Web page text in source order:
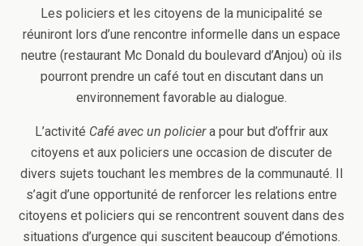
Les policiers et les citoyens de la municipalité se
réuniront lors d’une rencontre informelle dans un espace
neutre (restaurant Mc Donald du boulevard d’Anjou) où ils
pourront prendre un café tout en discutant dans un
environnement favorable au dialogue.
L’activité Café avec un policiera pour but d’offrir aux
citoyens et aux policiers une occasion de discuter de
divers sujets touchant les membres de la communauté. Il
s’agit d’une opportunité de renforcer les relations entre
citoyens et policiers qui se rencontrent souvent dans des
situations d’urgence qui suscitent beaucoup d’émotions.